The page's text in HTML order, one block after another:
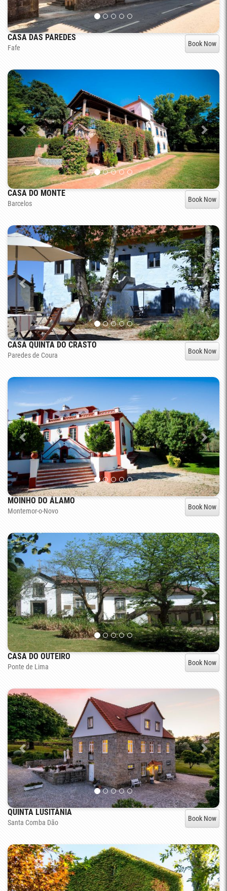
CASA DAS PAREDES
Fafe Book Now
CASA DO MONTE
Barcelos Book Now
CASA QUINTA DO CRASTO
Paredes de Coura Book Now
MOINHO DO ÁLAMO
Montemor-o-Novo Book Now
CASA DO OUTEIRO
Ponte de Lima Book Now
QUINTA LUSITÂNIA
Santa Comba Dão Book Now